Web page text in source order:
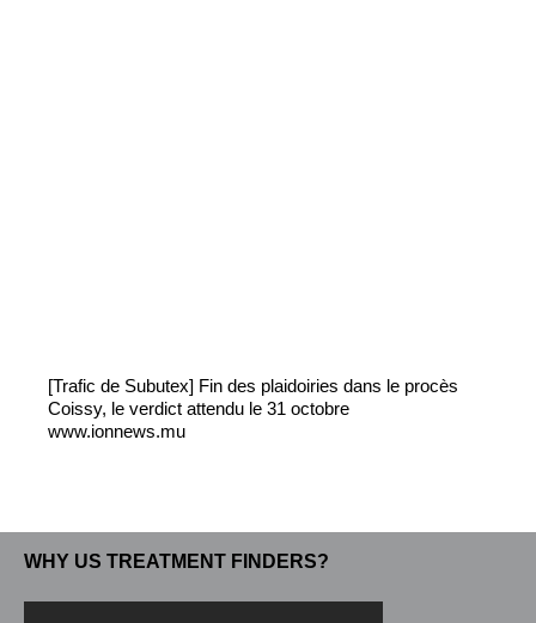
[Trafic de Subutex] Fin des plaidoiries dans le procès
Coissy, le verdict attendu le 31 octobre
www.ionnews.mu
WHY US TREATMENT FINDERS?